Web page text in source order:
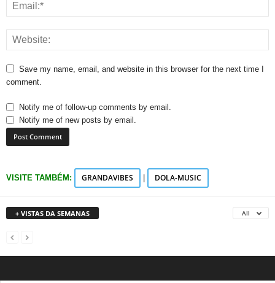
Save my name, email, and website in this browser for the next time I
comment.
Notify me of follow-up comments by email.
Notify me of new posts by email.
VISITE TAMBÉM: GRANDAVIBES DOLA-MUSIC
+ VISTAS DA SEMANAS All